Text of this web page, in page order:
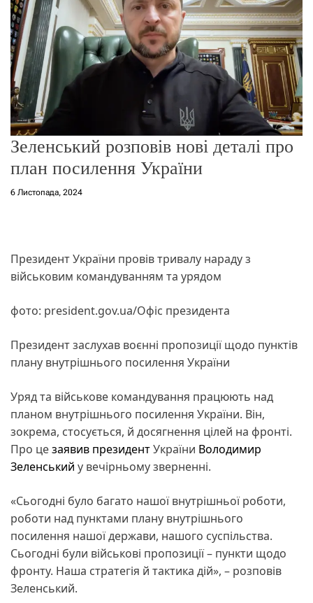
о
р
е
ж
и
м
у
Зеленський розповів нові деталі про
план посилення України
6 Листопада, 2024
Президент України провів тривалу нараду з
військовим командуванням та урядом
фото: president.gov.ua/Офіс президента
Президент заслухав воєнні пропозиції щодо пунктів
плану внутрішнього посилення України
Уряд та військове командування працюють над
планом внутрішнього посилення України. Він,
зокрема, стосується, й досягнення цілей на фронті.
Про цезаявив президентУкраїни Володимир
Зеленський у вечірньому зверненні.
«Сьогодні було багато нашої внутрішньої роботи,
роботи над пунктами плану внутрішнього
посилення нашої держави, нашого суспільства.
Сьогодні були військові пропозиції – пункти щодо
фронту. Наша стратегія й тактика дій», – розповів
Зеленський.